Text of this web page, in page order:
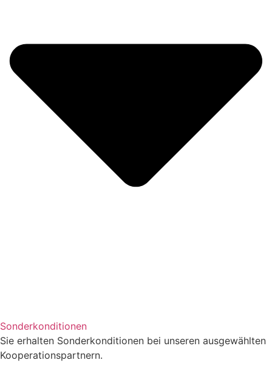
Sonderkonditionen
Sie erhalten Sonderkonditionen bei unseren ausgewählten
Kooperationspartnern.